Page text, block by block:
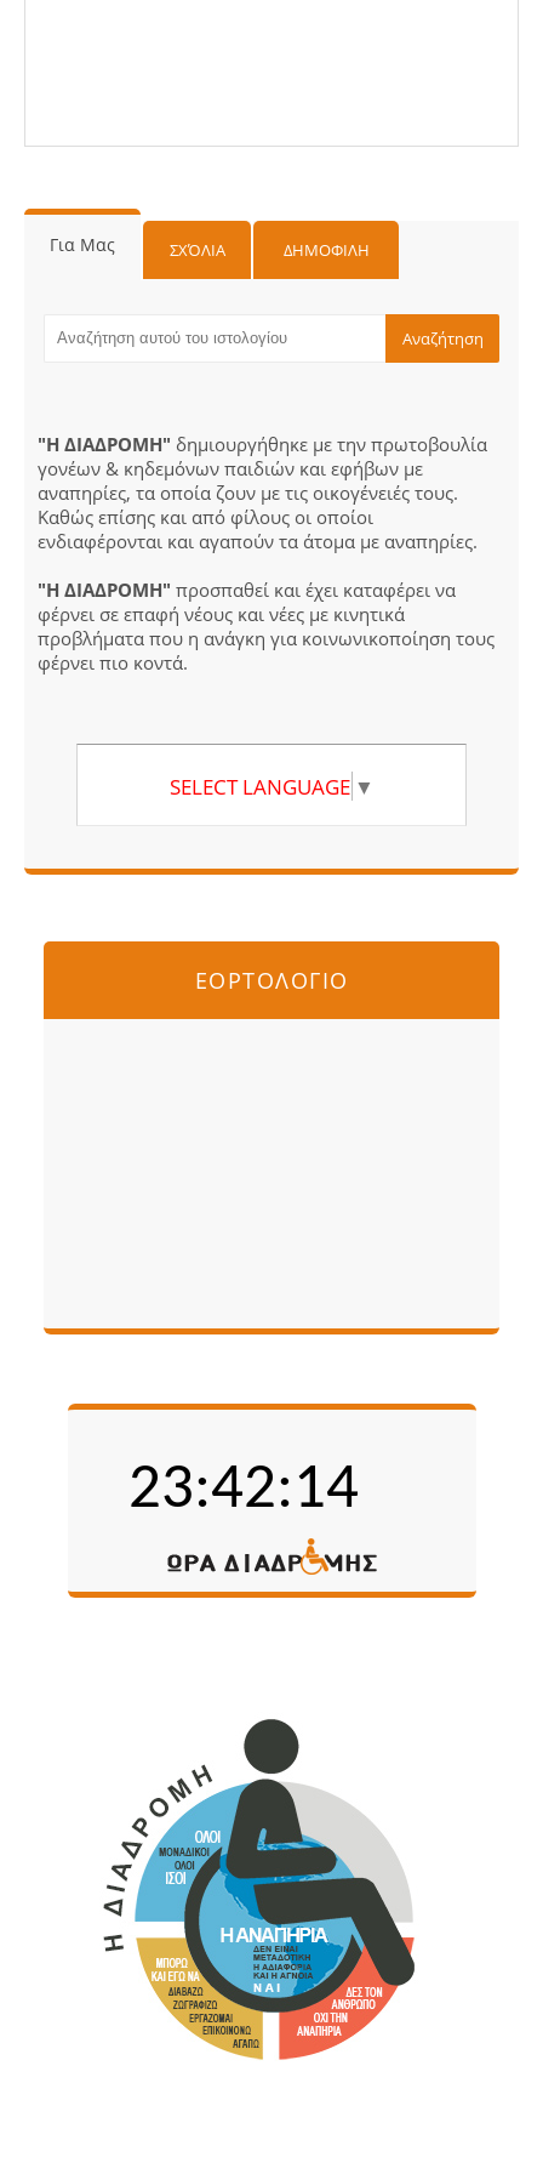
Για Μας ΣΧΌΛΙΑ ΔΗΜΟΦΙΛΗ
"Η ΔΙΑΔΡΟΜΗ" δημιουργήθηκε με την πρωτοβουλία
γονέων & κηδεμόνων παιδιών και εφήβων με
αναπηρίες, τα οποία ζουν με τις οικογένειές τους.
Καθώς επίσης και από φίλους οι οποίοι
ενδιαφέρονται και αγαπούν τα άτομα με αναπηρίες.
"Η ΔΙΑΔΡΟΜΗ" προσπαθεί και έχει καταφέρει να
φέρνει σε επαφή νέους και νέες με κινητικά
προβλήματα που η ανάγκη για κοινωνικοποίηση τους
φέρνει πιο κοντά.
SELECT LANGUAGE ▼
ΕΟΡΤΟΛΟΓΙΟ